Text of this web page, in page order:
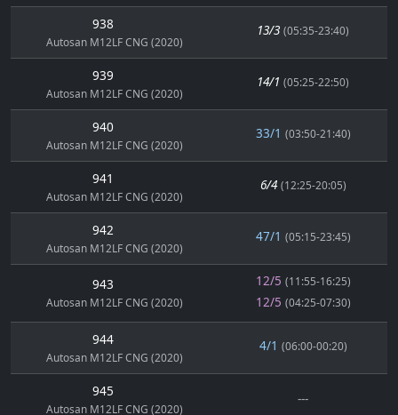
938
Autosan M12LF CNG (2020)
13/3 (05:35-23:40)
939
Autosan M12LF CNG (2020)
14/1 (05:25-22:50)
940
Autosan M12LF CNG (2020)
33/1 (03:50-21:40)
941
Autosan M12LF CNG (2020)
6/4 (12:25-20:05)
942
Autosan M12LF CNG (2020)
47/1 (05:15-23:45)
943
Autosan M12LF CNG (2020)
12/5 (11:55-16:25)
12/5 (04:25-07:30)
944
Autosan M12LF CNG (2020)
4/1 (06:00-00:20)
945
Autosan M12LF CNG (2020)
---